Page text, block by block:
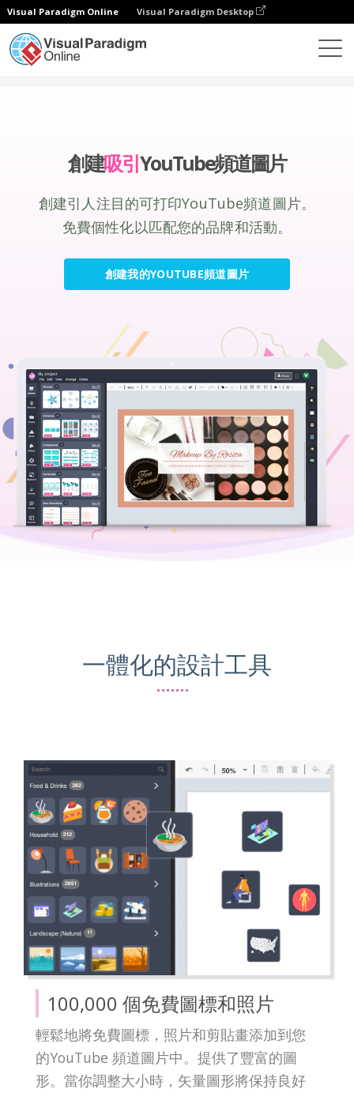
Visual Paradigm Online Visual Paradigm Desktop
創建吸引YouTube頻道圖片
創建引人注目的可打印YouTube頻道圖片。
免費個性化以匹配您的品牌和活動。
創建我的YOUTUBE頻道圖片
一體化的設計工具
100,000 個免費圖標和照片
輕鬆地將免費圖標，照片和剪貼畫添加到您
的YouTube 頻道圖片中。提供了豐富的圖
形。當你調整大小時，矢量圖形將保持良好